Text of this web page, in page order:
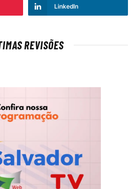
LinkedIn
REVISÕES